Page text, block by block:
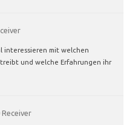
interessieren mit welchen
und welche Erfahrungen ihr